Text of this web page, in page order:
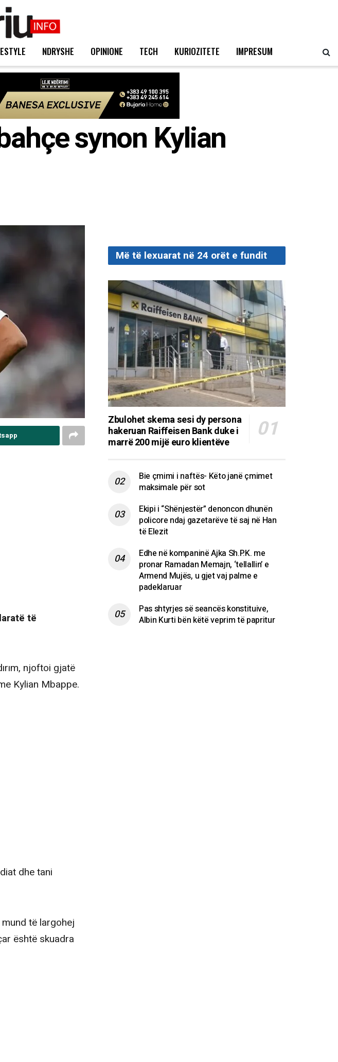
NDRYSHE OPINIONE TECH KURIOZITETE IMPRESUM
synon Kylian
të
njoftoi gjatë
Kylian Mbappe.
dhe tani
të largohej
është skuadra
Më të lexuarat në 24 orët e fundit
Zbulohet skema sesi dy persona
hakeruan Raiffeisen Bank duke i
marrë 200 mijë euro klientëve
Bie çmimi i naftës- Këto janë çmimet
maksimale për sot
Ekipi i “Shënjestër” denoncon dhunën
policore ndaj gazetarëve të saj në Han
të Elezit
Edhe në kompaninë Ajka Sh.P.K. me
pronar Ramadan Memajn, ‘tellallin’ e
Armend Mujës, u gjet vaj palme e
padeklaruar
Pas shtyrjes së seancës konstituive,
Albin Kurti bën këtë veprim të papritur